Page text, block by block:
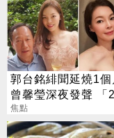
郭台銘緋聞延燒1個
曾馨瑩深夜發聲 「
吐盡最心繫的事
焦點